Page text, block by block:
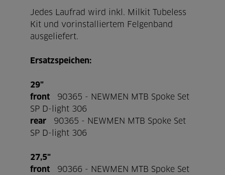
Jedes Laufrad wird inkl. Milkit Tubeless
Kit und vorinstalliertem Felgenband
ausgeliefert.
Ersatzspeichen:
29"
front 90365 - NEWMEN MTB Spoke Set
SP D-light 306
rear 90365 - NEWMEN MTB Spoke Set
SP D-light 306
27,5"
front 90366 - NEWMEN MTB Spoke Set